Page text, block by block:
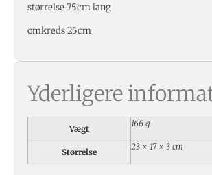
størrelse 75cm lang
omkreds 25cm
Yderligere
Vægt
166 g
Størrelse
23 × 17 × 3 cm